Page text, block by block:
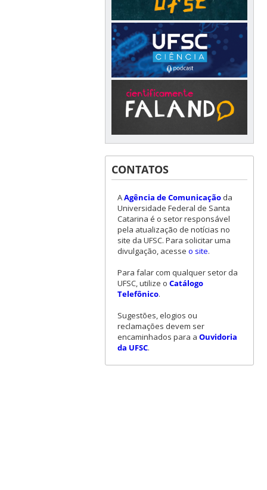
CONTATOS
AAgência de Comunicaçãoda
Universidade Federal de Santa
Catarina é o setor responsável
pela atualização de notícias no
site da UFSC. Para solicitar uma
divulgação, acesse o site.
Para falar com qualquer setor da
UFSC, utilize o Catálogo
Telefônico.
Sugestões, elogios ou
reclamações devem ser
encaminhados para a Ouvidoria
da UFSC.